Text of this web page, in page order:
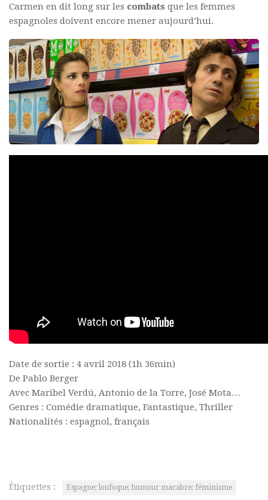
Carmen en dit long sur les combats que les femmes
espagnoles doivent encore mener aujourd’hui.
Date de sortie : 4 avril 2018 (1h 36min)
De Pablo Berger
Avec Maribel Verdú, Antonio de la Torre, José Mota…
Genres : Comédie dramatique, Fantastique, Thriller
Nationalités : espagnol, français
Étiquettes : Espagne; loufoque; humour macabre; féminisme